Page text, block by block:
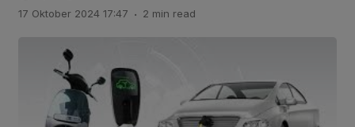
17 Oktober 2024 17:47 . 2 min read